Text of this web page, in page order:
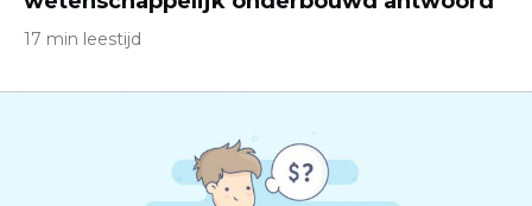
17 min leestijd